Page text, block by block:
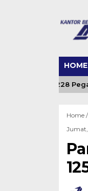
HOME
Angkat 228 Pegawai
Home /
Jumat,